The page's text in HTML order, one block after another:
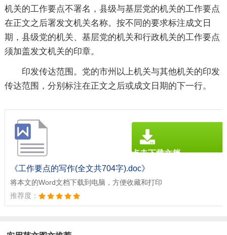
机关的工作要点不署名，县级与基层党的机关的工作要点
在正文之后署发文机关名称。按不同的要求标注成文日
期，县级党的机关、基层党的机关和行政机关的工作要点
须加盖发文机关的印章。
印发传达范围。党的市州以上机关与其他机关的印发
传达范围，分别标注在正文之后或成文日期的下一行。
《工作要点的写作(全文共704字).doc》
将本文的Word文档下载到电脑，方便收藏和打印
推荐度：
点击下载文档
文档为doc格式